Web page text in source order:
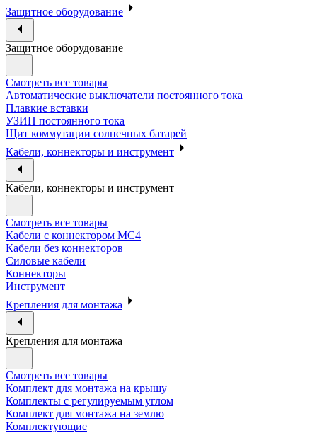
Защитное оборудование
Защитное оборудование
Смотреть все товары
Автоматические выключатели постоянного тока
Плавкие вставки
УЗИП постоянного тока
Щит коммутации солнечных батарей
Кабели, коннекторы и инструмент
Кабели, коннекторы и инструмент
Смотреть все товары
Кабели с коннектором МС4
Кабели без коннекторов
Силовые кабели
Коннекторы
Инструмент
Крепления для монтажа
Крепления для монтажа
Смотреть все товары
Комплект для монтажа на крышу
Комплекты с регулируемым углом
Комплект для монтажа на землю
Комплектующие